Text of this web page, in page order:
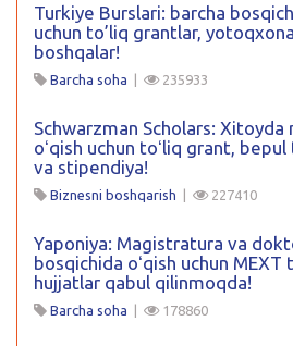
Turkiye Burslari: barcha
uchun to’liq grantlar,
boshqalar!
Barcha soha | 235933
Schwarzman Scholars:
oʻqish uchun toʻliq grant,
va stipendiya!
Biznesni boshqarish | 227410
Yaponiya: Magistratura va
bosqichida oʻqish uchun MEXT
hujjatlar qabul qilinmoqda!
Barcha soha | 178860